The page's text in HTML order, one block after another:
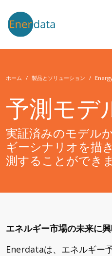
ホーム 製品とソリューション
予測モデ
実証済みのモデル
ギーシナリオを描
測することができま
エネルギー市場の未来に
Enerdataは、エネルギー